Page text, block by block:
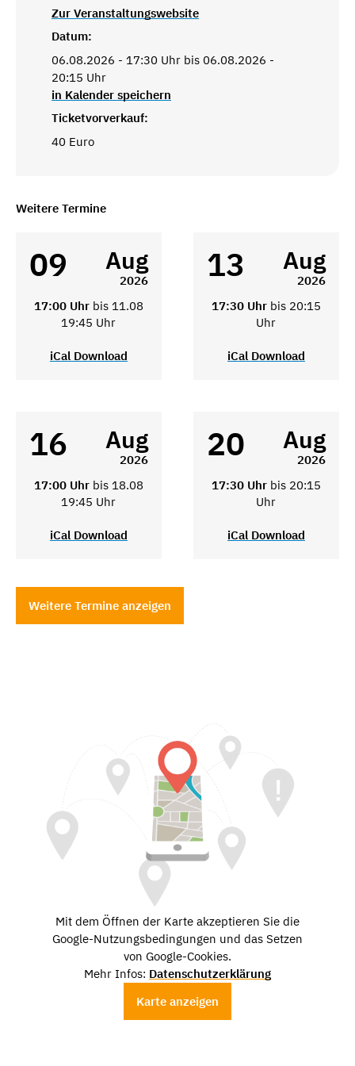
Zur Veranstaltungswebsite
Datum:
06.08.2026 - 17:30 Uhr bis 06.08.2026 -
20:15 Uhr
in Kalender speichern
Ticketvorverkauf:
40 Euro
Weitere Termine
09 Aug
2026
17:00 Uhr bis 11.08
19:45 Uhr
iCal Download
13 Aug
2026
17:30 Uhr bis 20:15
Uhr
iCal Download
16 Aug
2026
17:00 Uhr bis 18.08
19:45 Uhr
iCal Download
20 Aug
2026
17:30 Uhr bis 20:15
Uhr
iCal Download
Weitere Termine anzeigen
Mit dem Öffnen der Karte akzeptieren Sie die
Google-Nutzungsbedingungen und das Setzen
von Google-Cookies.
Mehr Infos: Datenschutzerklärung
Karte anzeigen